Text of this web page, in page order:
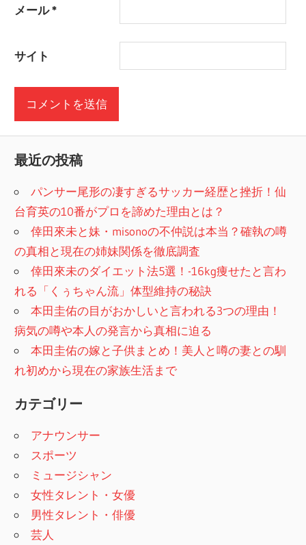
メール*
サイト
最近の投稿
パンサー尾形の凄すぎるサッカー経歴と挫折！仙
台育英の10番がプロを諦めた理由とは？
倖田來未と妹・misonoの不仲説は本当？確執の噂
の真相と現在の姉妹関係を徹底調査
倖田來未のダイエット法5選！-16kg痩せたと言わ
れる「くぅちゃん流」体型維持の秘訣
本田圭佑の目がおかしいと言われる3つの理由！
病気の噂や本人の発言から真相に迫る
本田圭佑の嫁と子供まとめ！美人と噂の妻との馴
れ初めから現在の家族生活まで
カテゴリー
アナウンサー
スポーツ
ミュージシャン
女性タレント・女優
男性タレント・俳優
芸人